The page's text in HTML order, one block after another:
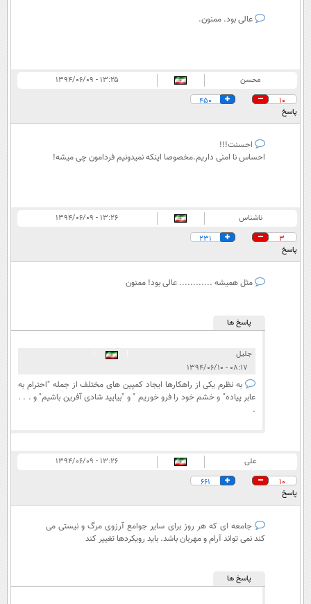
عالی بود. ممنون.
محسن
۱۳:۲۵ - ۱۳۹۴/۰۶/۰۹
10
450
پاسخ
احسنت!!!
احساس نا امنی داریم.مخصوصا اینکه نمیدونیم فردامون چی میشه!
ناشناس
۱۳:۲۶ - ۱۳۹۴/۰۶/۰۹
3
231
پاسخ
مثل همیشه ............ عالی بود! ممنون
پاسخ ها
جلیل
۰۸:۱۷ - ۱۳۹۴/۰۶/۱۰
به نظرم یکی از راهکارها ایجاد کمپین های مختلف از جمله "احترام به
عابر پیاده" و خشم خود را فرو خوریم " و "بیایید شادی آفرین باشیم" و . . .
.
علی
۱۳:۲۶ - ۱۳۹۴/۰۶/۰۹
10
661
پاسخ
جامعه ای که هر روز برای سایر جوامع آرزوی مرگ و نیستی می
کند نمی تواند آرام و مهربان باشد. باید رویکردها تغییر کند
پاسخ ها